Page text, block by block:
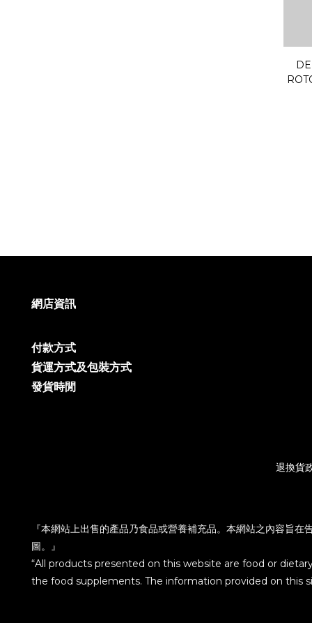
網店資訊
付款方式
貨運方式及包裝方式
發貨時閒
退換貨
『本網站上出售的產品乃食品或營養補充品。本網站之內容旨
圖。』
“All products presented on this website are food or
the food supplements. The information provided on this